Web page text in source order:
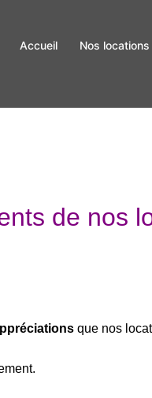
Accueil Nos locations
de nos
que nos